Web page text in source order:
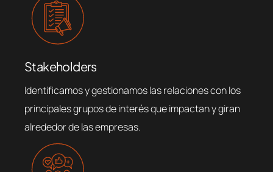
Stakeholders
Identificamos y gestionamos las relaciones con los
principales grupos de interés que impactan y giran
alrededor de las empresas.